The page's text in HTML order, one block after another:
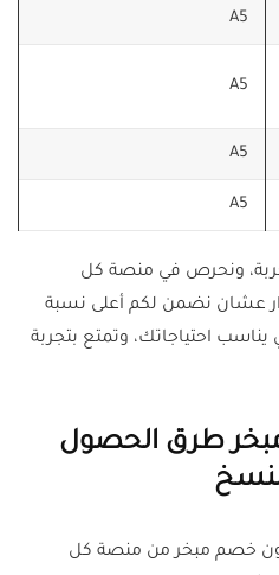
A5
A5
A5
A5
ونحرص في منصة كل
عشان نضمن لكم أعلى نسبة
يناسب احتياجاتك، وتمتع بتجربة
طرق الحصول
خصم مبخر من منصة كل